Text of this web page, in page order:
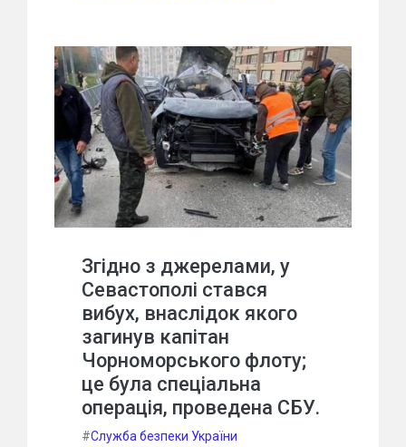
Згідно з джерелами, у
Севастополі стався
вибух, внаслідок якого
загинув капітан
Чорноморського флоту;
це була спеціальна
операція, проведена СБУ.
#Служба безпеки України